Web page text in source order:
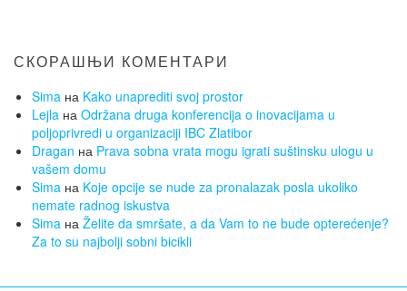
СКОРАШЊИ КОМЕНТАРИ
Sima на Kako unaprediti svoj prostor
Lejla на Održana druga konferencija o inovacijama u
poljoprivredi u organizaciji IBC Zlatibor
Dragan на Prava sobna vrata mogu igrati suštinsku ulogu u
vašem domu
Sima на Koje opcije se nude za pronalazak posla ukoliko
nemate radnog iskustva
Sima на Želite da smršate, a da Vam to ne bude opterećenje?
Za to su najbolji sobni bicikli